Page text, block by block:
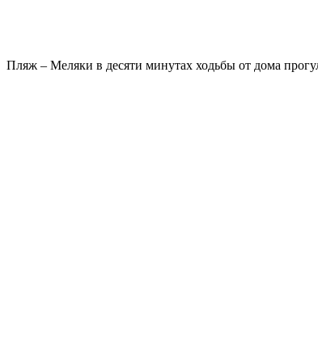
Пляж – Меляки в десяти минутах ходьбы от дома